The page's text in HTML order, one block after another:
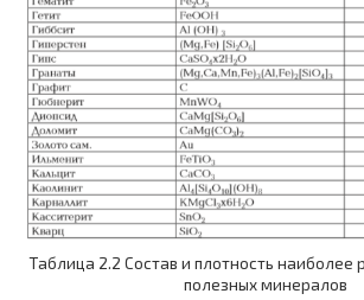
Таблица 2.2 Состав и плотность наиболее
полезных минералов